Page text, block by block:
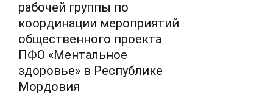
рабочей группы по
координации мероприятий
общественного проекта
ПФО «Ментальное
здоровье» в Республике
Мордовия